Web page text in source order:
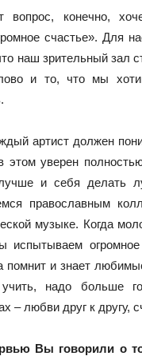
вопрос, конечно,
счастье». Для
наш зрительный зал
и то, что мы
артист должен
этом уверен
и себя делать
православным
музыке. Когда
испытываем
помнит и знает
надо больше
– любви друг к другу,
Вы говорили о